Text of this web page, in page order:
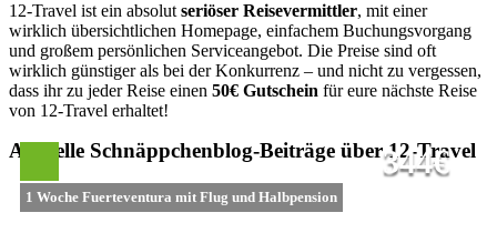
12-Travel ist ein absolutseriöser Reisevermittler, mit einer
wirklich übersichtlichen Homepage, einfachem Buchungsvorgang
und großem persönlichen Serviceangebot. Die Preise sind oft
wirklich günstiger als bei der Konkurrenz – und nicht zu vergessen,
dass ihr zu jeder Reise einen 50€ Gutschein für eure nächste Reise
von 12-Travel erhaltet!
Aktuelle Schnäppchenblog-Beiträge über 12-Travel
1 Woche Fuerteventura mit Flug und Halbpension
344€